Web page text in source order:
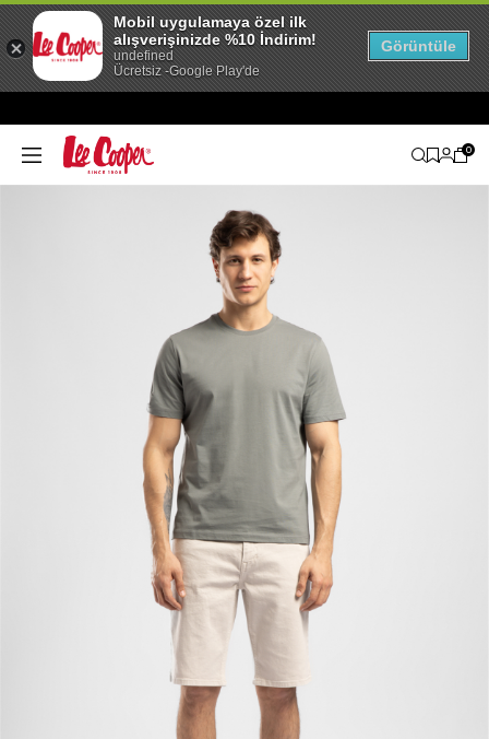
0
Mobil uygulamaya özel ilk
alışverişinizde %10 İndirim!
undefined
Ücretsiz -Google Play'de
Görüntüle